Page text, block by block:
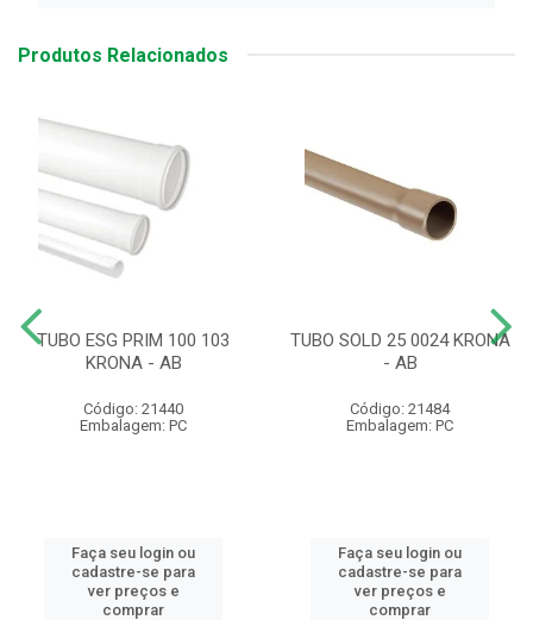
Produtos Relacionados
TUBO ESG PRIM 100 103
KRONA - AB
Código: 21440
Embalagem: PC
Faça seu login ou
cadastre-se para
ver preços e
comprar
TUBO SOLD 25 0024 KRONA
- AB
Código: 21484
Embalagem: PC
Faça seu login ou
cadastre-se para
ver preços e
comprar